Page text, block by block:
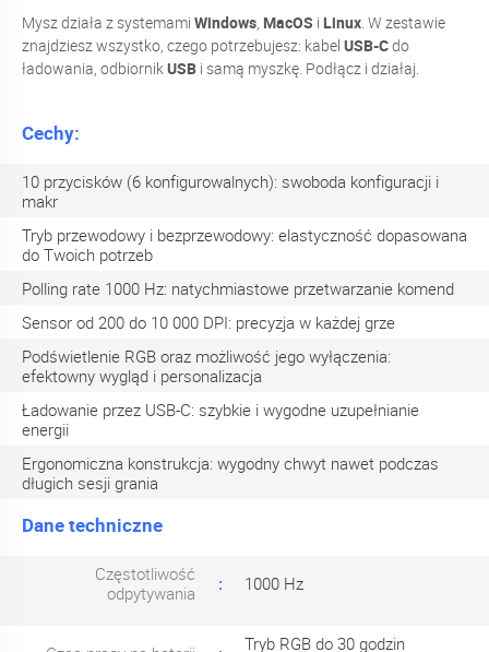
Mysz działa z systemami Windows, MacOS i Linux. W zestawie
znajdziesz wszystko, czego potrzebujesz: kabel USB-Cdo
ładowania, odbiornikUSB i samą myszkę. Podłącz i działaj.
Cechy:
10 przycisków (6 konfigurowalnych): swoboda konfiguracji i
makr
Tryb przewodowy i bezprzewodowy: elastyczność dopasowana
do Twoich potrzeb
Polling rate 1000 Hz: natychmiastowe przetwarzanie komend
Sensor od 200 do 10 000 DPI: precyzja w każdej grze
Podświetlenie RGB oraz możliwość jego wyłączenia:
efektowny wygląd i personalizacja
Ładowanie przez USB-C: szybkie i wygodne uzupełnianie
energii
Ergonomiczna konstrukcja: wygodny chwyt nawet podczas
długich sesji grania
Dane techniczne
Częstotliwość
odpytywania
1000 Hz
Tryb RGB do 30 godzin